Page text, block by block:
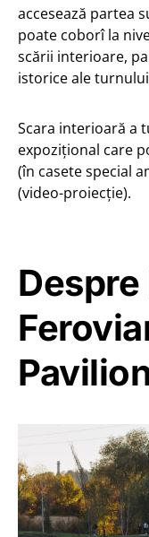
accesează partea
poate coborî la
scării interioare,
istorice ale
Scara interioară a
expozițional care
(în casete special
(video-proiecție).
Despre